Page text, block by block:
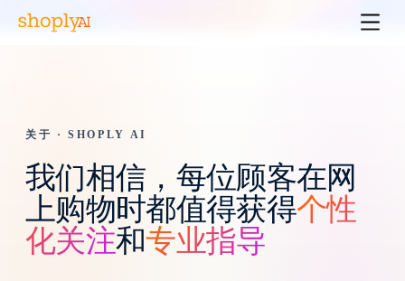
关于 · SHOPLY AI
我们相信，每位顾客在网
上购物时都值得获得个性
化关注和专业指导